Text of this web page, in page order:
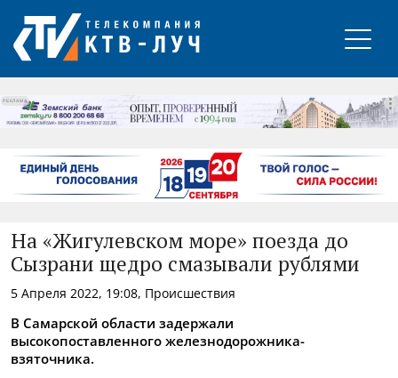
РЕКЛАМА
На «Жигулевском море» поезда до
Сызрани щедро смазывали рублями
5 Апреля 2022, 19:08, Происшествия
В Самарской области задержали
высокопоставленного железнодорожника-
взяточника.